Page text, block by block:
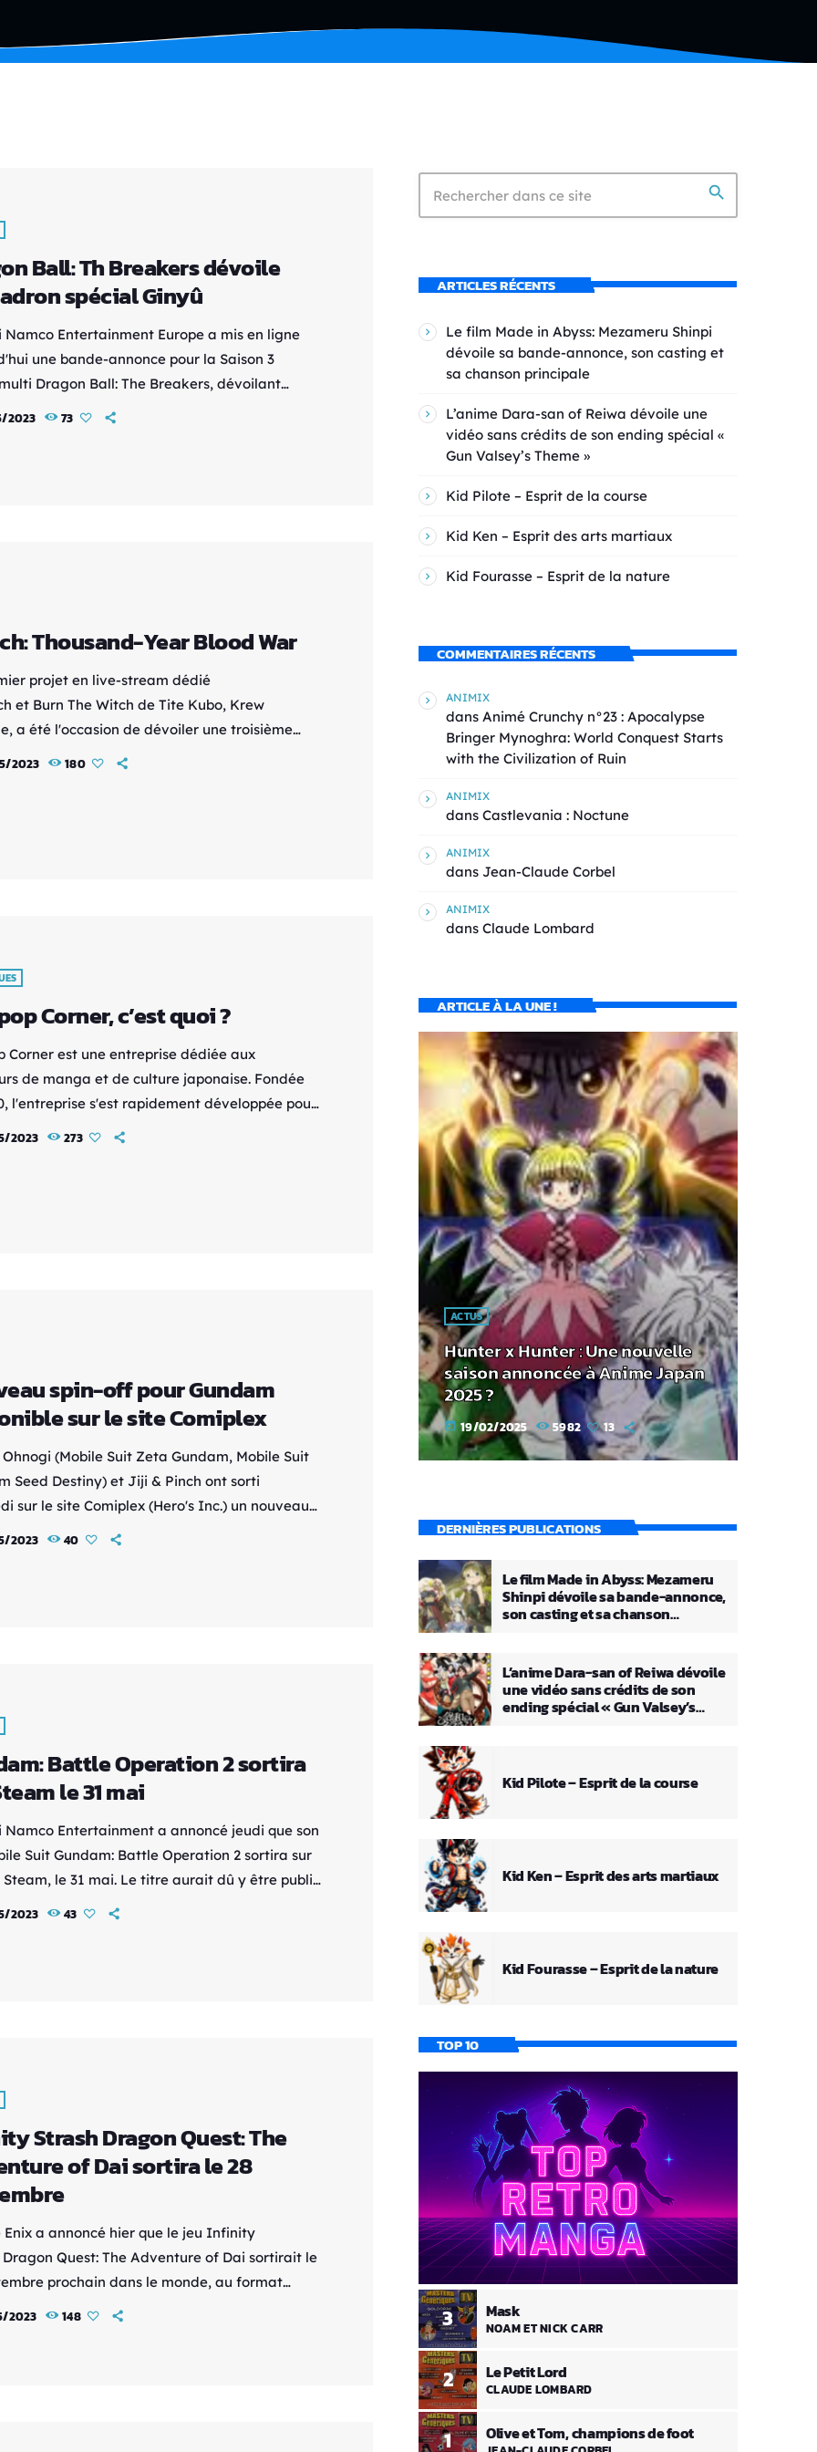
Ball: Th Breakers dévoile
spécial Ginyû
Namco Entertainment Europe a mis en ligne
une bande-annonce pour la Saison 3
Dragon Ball: The Breakers, dévoilant
Spécial Ginyû. Les joueurs pourront
2023 73
Thousand-Year Blood War
projet en live-stream dédié
et Burn The Witch de Tite Kubo, Krew
a été l'occasion de dévoiler une troisième
et un quatrième visuel
2023 180
Corner, c’est quoi ?
Corner est une entreprise dédiée aux
de manga et de culture japonaise. Fondée
l'entreprise s'est rapidement développée pour
l'un des principaux sites en ligne pour les fans
2023 273
spin-off pour Gundam
sur le site Comiplex
Ohnogi (Mobile Suit Zeta Gundam, Mobile Suit
Seed Destiny) et Jiji & Pinch ont sorti
sur le site Comiplex (Hero's Inc.) un nouveau
de la franchise Gundam, qui se déroule lors de
2023 40
Battle Operation 2 sortira
le 31 mai
Namco Entertainment a annoncé jeudi que son
Suit Gundam: Battle Operation 2 sortira sur
Steam, le 31 mai. Le titre aurait dû y être publié
dernière avant d'être retardé. Il est
2023 43
Strash Dragon Quest: The
of Dai sortira le 28
Enix a annoncé hier que le jeu Infinity
Dragon Quest: The Adventure of Dai sortirait le
prochain dans le monde, au format
2023 148
search
ARTICLES RÉCENTS
Le film Made in Abyss: Mezameru Shinpi
dévoile sa bande-annonce, son casting et
sa chanson principale
L’anime Dara-san of Reiwa dévoile une
vidéo sans crédits de son ending spécial «
Gun Valsey’s Theme »
Kid Pilote – Esprit de la course
Kid Ken – Esprit des arts martiaux
Kid Fourasse – Esprit de la nature
COMMENTAIRES RÉCENTS
ANIMIX
dans Animé Crunchy n°23 : Apocalypse
Bringer Mynoghra: World Conquest Starts
with the Civilization of Ruin
ANIMIX
dans Castlevania : Noctune
ANIMIX
dans Jean-Claude Corbel
ANIMIX
dans Claude Lombard
ARTICLE À LA UNE !
ACTUS
Hunter x Hunter : Une nouvelle
saison annoncée à Anime Japan
2025 ?
today 19/02/2025 5982 13
DERNIÈRES PUBLICATIONS
Le film Made in Abyss: Mezameru
Shinpi dévoile sa bande-annonce,
son casting et sa chanson
L’anime Dara-san of Reiwa dévoile
une vidéo sans crédits de son
ending spécial « Gun Valsey’s
Kid Pilote – Esprit de la course
Kid Ken – Esprit des arts martiaux
Kid Fourasse – Esprit de la nature
TOP 10
1 Olive et Tom, champions de foot
2 Le Petit Lord
CLAUDE LOMBARD
3 Mask
NOAM ET NICK CARR